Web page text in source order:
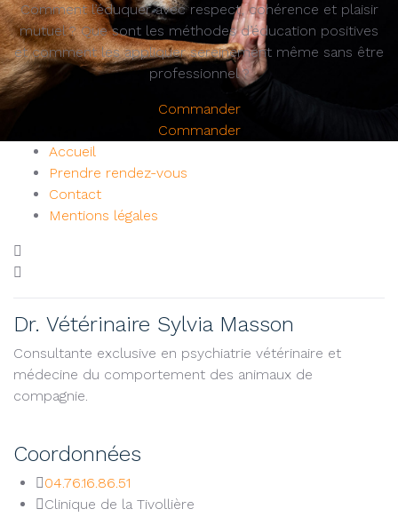
Comment l’éduquer avec respect, cohérence et plaisir
mutuel ? Que sont les méthodes d’éducation positives
et comment les appliquer sereinement même sans être
professionnel ?
Commander
Commander
Accueil
Prendre rendez-vous
Contact
Mentions légales
Instagram
Youtube
Dr. Vétérinaire Sylvia Masson
Consultante exclusive en psychiatrie vétérinaire et
médecine du comportement des animaux de
compagnie.
Coordonnées
04.76.16.86.51
Clinique de la Tivollière